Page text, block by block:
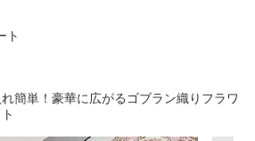
ト
簡単！豪華に広がるゴブラン織りフラワ